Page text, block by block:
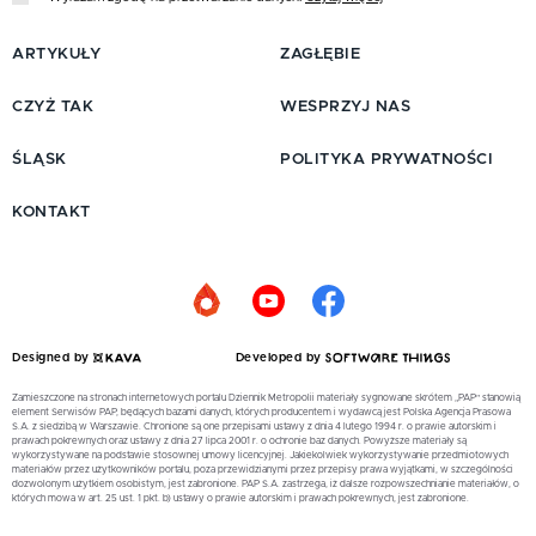
ARTYKUŁY
CZYŻ TAK
ŚLĄSK
ZAGŁĘBIE
WESPRZYJ NAS
POLITYKA PRYWATNOŚCI
KONTAKT
Designed by Developed by
Zamieszczone na stronach internetowych portalu Dziennik Metropolii materiały sygnowane skrótem „PAP” stanowią
element Serwisów PAP, będących bazami danych, których producentem i wydawcą jest Polska Agencja Prasowa
S.A. z siedzibą w Warszawie. Chronione są one przepisami ustawy z dnia 4 lutego 1994 r. o prawie autorskim i
prawach pokrewnych oraz ustawy z dnia 27 lipca 2001 r. o ochronie baz danych. Powyższe materiały są
wykorzystywane na podstawie stosownej umowy licencyjnej. Jakiekolwiek wykorzystywanie przedmiotowych
materiałów przez użytkowników portalu, poza przewidzianymi przez przepisy prawa wyjątkami, w szczególności
dozwolonym użytkiem osobistym, jest zabronione. PAP S.A. zastrzega, iż dalsze rozpowszechnianie materiałów, o
których mowa w art. 25 ust. 1 pkt. b) ustawy o prawie autorskim i prawach pokrewnych, jest zabronione.